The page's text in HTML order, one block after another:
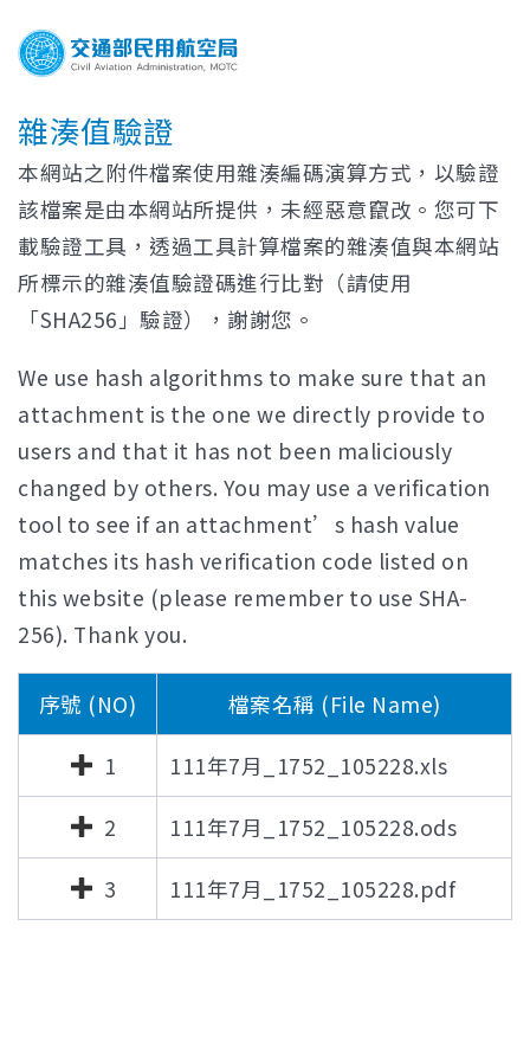
雜湊值驗證
本網站之附件檔案使用雜湊編碼演算方式，以驗證
該檔案是由本網站所提供，未經惡意竄改。您可下
載驗證工具，透過工具計算檔案的雜湊值與本網站
所標示的雜湊值驗證碼進行比對（請使用
「SHA256」驗證），謝謝您。
We use hash algorithms to make sure that an
attachment is the one we directly provide to
users and that it has not been maliciously
changed by others. You may use a verification
tool to see if an attachment’s hash value
matches its hash verification code listed on
this website (please remember to use SHA-
256). Thank you.
序號 (NO) 檔案名稱 (File Name)
1 111年7月_1752_105228.xls
2 111年7月_1752_105228.ods
3 111年7月_1752_105228.pdf